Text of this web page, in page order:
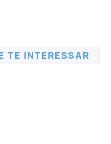
TE INTERESSAR